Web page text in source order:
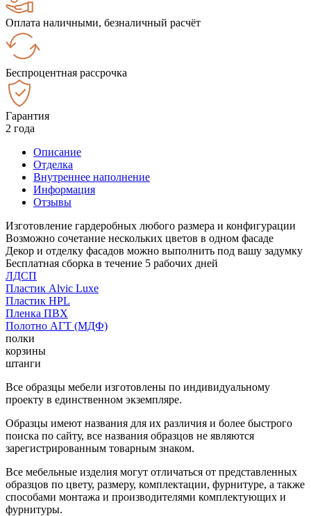
Оплата наличными, безналичный расчёт
Беспроцентная рассрочка
Гарантия
2 года
Описание
Отделка
Внутреннее наполнение
Информация
Отзывы
Изготовление гардеробных любого размера и конфигурации
Возможно сочетание нескольких цветов в одном фасаде
Декор и отделку фасадов можно выполнить под вашу задумку
Бесплатная сборка в течение 5 рабочих дней
ЛДСП
Пластик Alvic Luxe
Пластик HPL
Пленка ПВХ
Полотно АГТ (МДФ)
полки
корзины
штанги
Все образцы мебели изготовлены по индивидуальному
проекту в единственном экземпляре.
Образцы имеют названия для их различия и более быстрого
поиска по сайту, все названия образцов не являются
зарегистрированным товарным знаком.
Все мебельные изделия могут отличаться от представленных
образцов по цвету, размеру, комплектации, фурнитуре, а также
способами монтажа и производителями комплектующих и
фурнитуры.